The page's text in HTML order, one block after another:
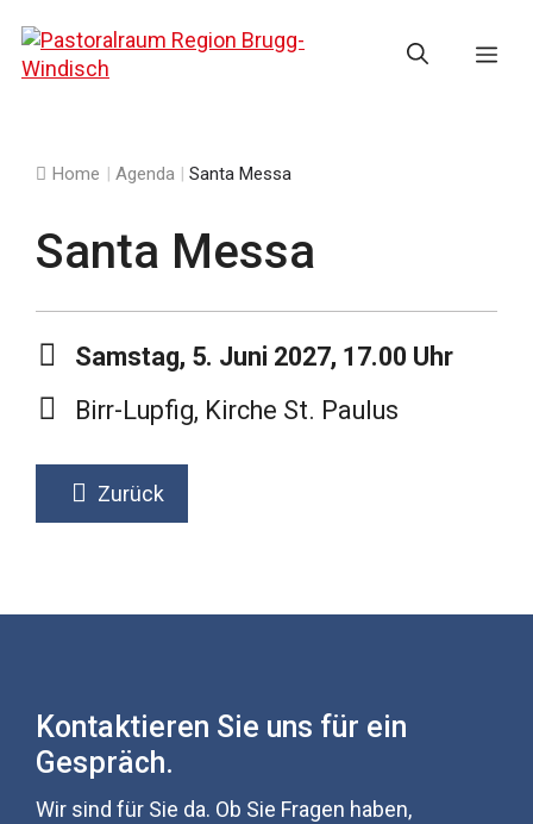
zum
Inhalt
Home | Agenda | Santa Messa
Santa Messa
Samstag, 5. Juni 2027, 17.00 Uhr
Birr-Lupfig, Kirche St. Paulus
Zurück
Kontaktieren Sie uns für ein
Gespräch.
Wir sind für Sie da. Ob Sie Fragen haben,